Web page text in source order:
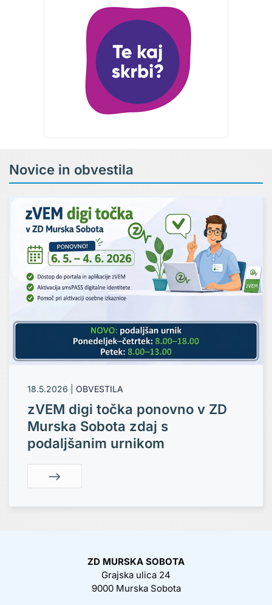
Novice in obvestila
18.5.2026 OBVESTILA
zVEM digi točka ponovno v ZD
Murska Sobota zdaj s
podaljšanim urnikom
ZD MURSKA SOBOTA
Grajska ulica 24
9000 Murska Sobota